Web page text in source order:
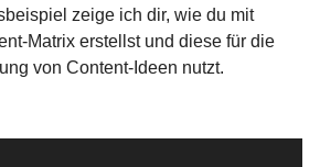
zeige ich dir, wie du mit
Matrix erstellst und diese für die
von Content-Ideen nutzt.